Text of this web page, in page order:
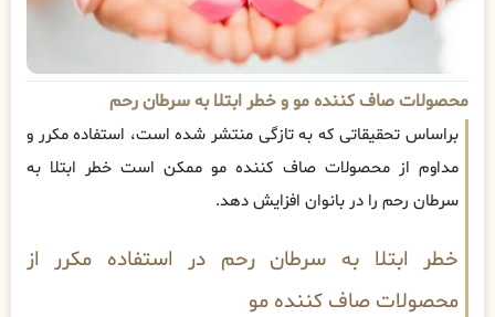
محصولات صاف کننده مو و خطر ابتلا به سرطان رحم
براساس تحقیقاتی که به تازگی منتشر شده است، استفاده مکرر و
مداوم از محصولات صاف کننده مو ممکن است خطر ابتلا به
سرطان رحم را در بانوان افزایش دهد.
خطر ابتلا به سرطان رحم در استفاده مکرر از
محصولات صاف کننده مو